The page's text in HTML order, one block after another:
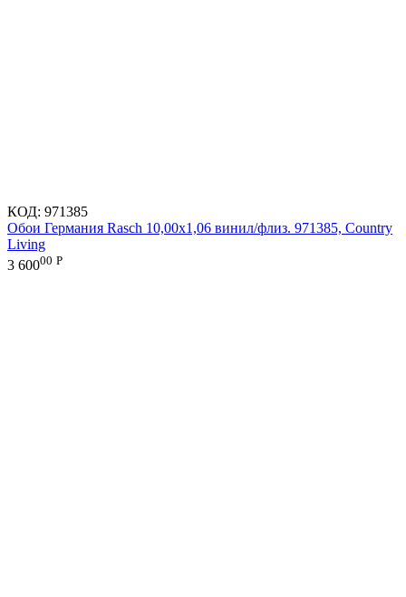
КОД: 971385
Обои Германия Rasch 10,00x1,06 винил/флиз. 971385, Country
Living
3 60000 Р